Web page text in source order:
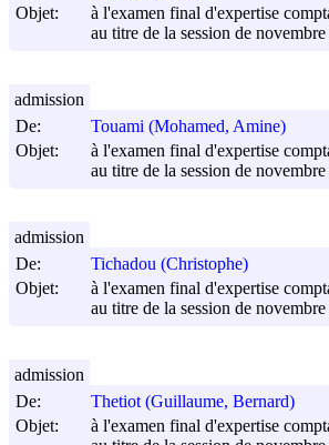
Objet:
à l'examen final d'expertise
au titre de la session de
De:
Touami (Mohamed, Amine)
Objet:
à l'examen final d'expertise
au titre de la session de
admission
De:
Tichadou (Christophe)
Objet:
à l'examen final d'expertise
au titre de la session de
admission
De:
Thetiot (Guillaume, Bernard)
Objet:
à l'examen final d'expertise
admission